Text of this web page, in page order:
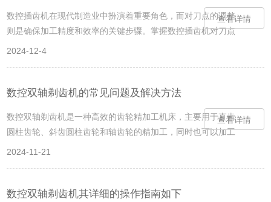
长期的磨损，切削刃的角度会发生变化，导致乱齿现象。工作
台承载着切削刀具和被加工物的重量，表面磨损或变形也会导
致乱齿。此外，刀具松动也是乱齿的常见原因。针对这些...
数控插齿机在现代制造业中扮演着重要角色，而对刀点的调整
则是确保加工精度和效率的关键步骤。掌握数控插齿机对刀点
的调整技巧，对于每一位操作者来说都至关重要。调整对刀点
着，确认机床电源正常，并启动各个系统进行检测。刀具的正
确设置是调整对刀点的基础。选用合适的刀具后，将其插入刀
杆中并夹紧。然后，根据实际的刀具宽度进行设定，并确保刀
具的中心与机床坐标轴平行。同时，调整冷却系统以适应...
2024-12-4
查看详情
数控双轴剃齿机的常见问题及解决方法
数控双轴剃齿机是一种高效的齿轮精加工机床，主要用于直齿
圆柱齿轮、斜齿圆柱齿轮和轴齿轮的精加工，同时也可以加工
鼓形齿和小锥度齿。它采用径向剃齿或普通剃齿工艺进行加
生产的汽车、摩托车、拖拉机及一般机械行业的大批量生产。
2024-11-21
查看详情
数控双轴剃齿机其详细的操作指南如下